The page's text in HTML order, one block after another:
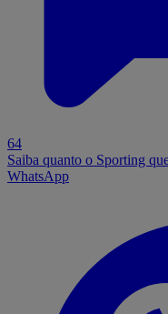
64
Saiba quanto o Sporting
WhatsApp